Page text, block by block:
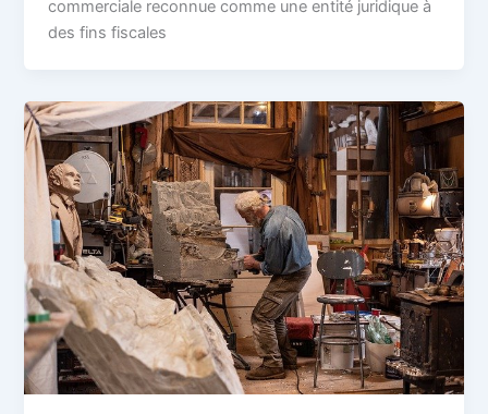
commerciale reconnue comme une entité juridique à
des fins fiscales